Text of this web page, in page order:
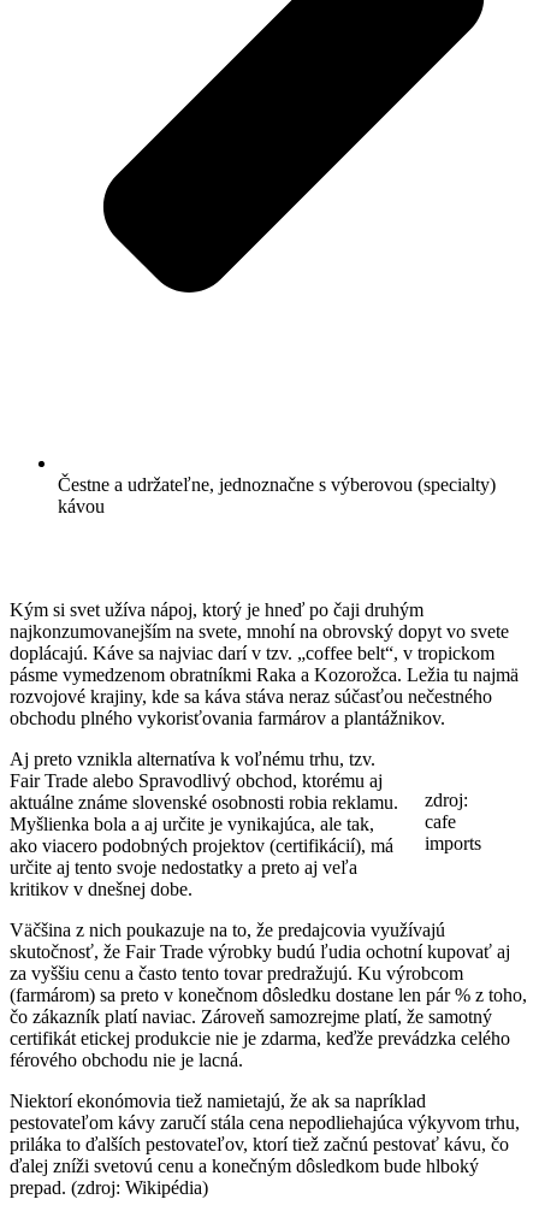
Čestne a udržateľne, jednoznačne s výberovou (specialty)
kávou
Kým si svet užíva nápoj, ktorý je hneď po čaji druhým
najkonzumovanejším na svete, mnohí na obrovský dopyt vo svete
doplácajú. Káve sa najviac darí v tzv. „coffee belt“, v tropickom
pásme vymedzenom obratníkmi Raka a Kozorožca. Ležia tu najmä
rozvojové krajiny, kde sa káva stáva neraz súčasťou nečestného
obchodu plného vykorisťovania farmárov a plantážnikov.
zdroj:
cafe
imports
Aj preto vznikla alternatíva k voľnému trhu, tzv.
Fair Trade alebo Spravodlivý obchod, ktorému aj
aktuálne známe slovenské osobnosti robia reklamu.
Myšlienka bola a aj určite je vynikajúca, ale tak,
ako viacero podobných projektov (certifikácií), má
určite aj tento svoje nedostatky a preto aj veľa
kritikov v dnešnej dobe.
Väčšina z nich poukazuje na to, že predajcovia využívajú
skutočnosť, že Fair Trade výrobky budú ľudia ochotní kupovať aj
za vyššiu cenu a často tento tovar predražujú. Ku výrobcom
(farmárom) sa preto v konečnom dôsledku dostane len pár % z toho,
čo zákazník platí naviac. Zároveň samozrejme platí, že samotný
certifikát etickej produkcie nie je zdarma, keďže prevádzka celého
férového obchodu nie je lacná.
Niektorí ekonómovia tiež namietajú, že ak sa napríklad
pestovateľom kávy zaručí stála cena nepodliehajúca výkyvom trhu,
priláka to ďalších pestovateľov, ktorí tiež začnú pestovať kávu, čo
ďalej zníži svetovú cenu a konečným dôsledkom bude hlboký
prepad. (zdroj: Wikipédia)